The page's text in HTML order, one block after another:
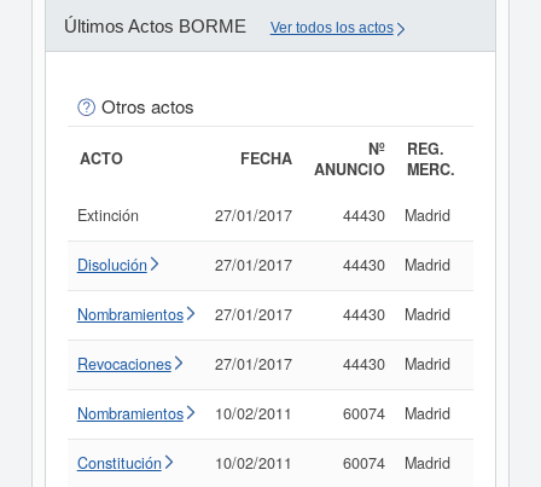
Últimos Actos BORME Ver todos los actos
Otros actos
ACTO FECHA
Nº
ANUNCIO
REG.
MERC.
Extinción 27/01/2017 44430 Madrid
Disolución 27/01/2017 44430 Madrid
Nombramientos 27/01/2017 44430 Madrid
Revocaciones 27/01/2017 44430 Madrid
Nombramientos 10/02/2011 60074 Madrid
Constitución 10/02/2011 60074 Madrid